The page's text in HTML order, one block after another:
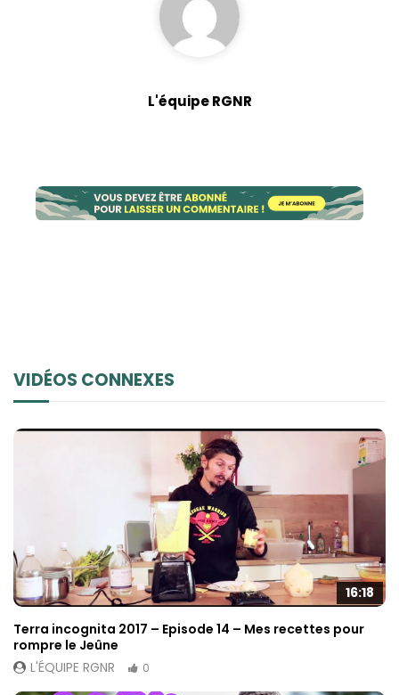
L'équipe RGNR
VIDÉOS CONNEXES
16:18
Terra incognita 2017 – Episode 14 – Mes recettes pour
rompre le Jeûne
L'ÉQUIPE RGNR
0